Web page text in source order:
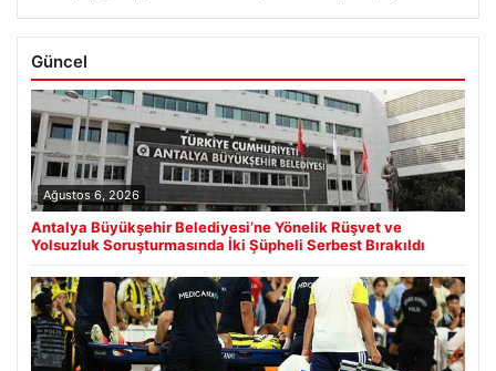
Güncel
Ağustos 6, 2026
Antalya Büyükşehir Belediyesi’ne Yönelik Rüşvet ve
Yolsuzluk Soruşturmasında İki Şüpheli Serbest Bırakıldı